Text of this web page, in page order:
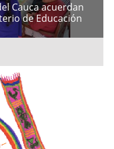
Cauca acuerdan
de Educación